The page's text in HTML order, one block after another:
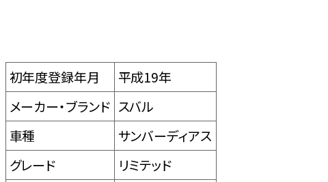
初年度登録年月
平成19年
メーカー・ブランド スバル
車種
サンバーディアス
グレード
リミテッド